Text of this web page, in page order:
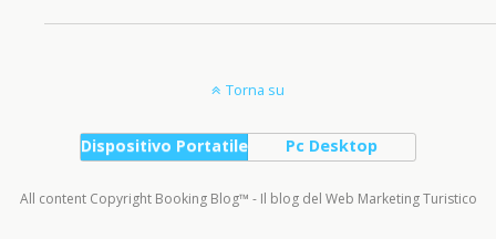
Torna su
Dispositivo Portatile Pc Desktop
All content Copyright Booking Blog™ - Il blog del Web Marketing Turistico